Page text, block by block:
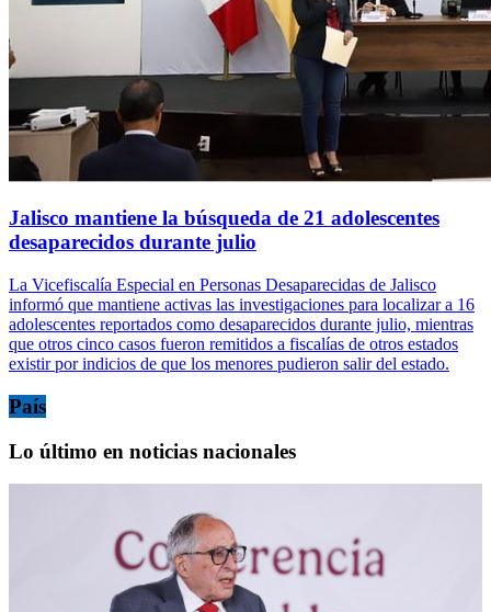
Jalisco mantiene la búsqueda de 21 adolescentes
desaparecidos durante julio
La Vicefiscalía Especial en Personas Desaparecidas de Jalisco
informó que mantiene activas las investigaciones para localizar a 16
adolescentes reportados como desaparecidos durante julio, mientras
que otros cinco casos fueron remitidos a fiscalías de otros estados
existir por indicios de que los menores pudieron salir del estado.
País
Lo último en noticias nacionales